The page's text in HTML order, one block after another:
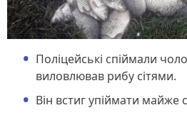
Поліцейські спіймали
виловлював рибу сітями.
Він встиг упіймати